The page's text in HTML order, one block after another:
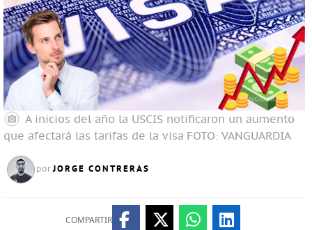
A inicios del año la USCIS notificaron un aumento
que afectará las tarifas de la visa FOTO: VANGUARDIA
porJORGE CONTRERAS
COMPARTIR